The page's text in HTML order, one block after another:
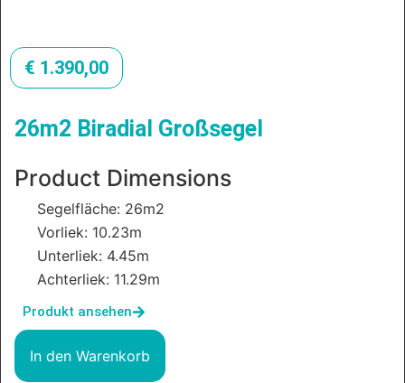
€ 1.390,00
26m2 Biradial Großsegel
Product Dimensions
Segelfläche: 26m2
Vorliek: 10.23m
Unterliek: 4.45m
Achterliek: 11.29m
Produkt ansehen
In den Warenkorb